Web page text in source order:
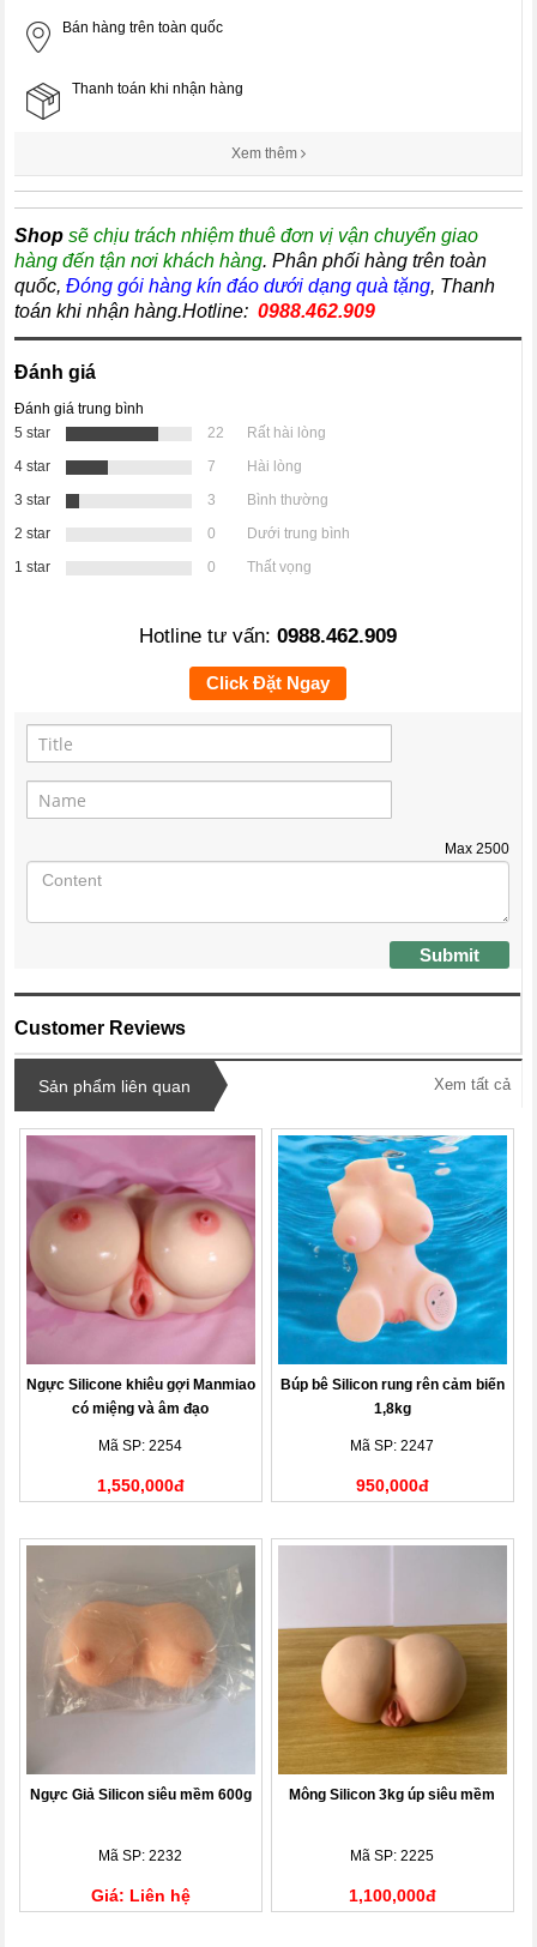
Bán hàng trên toàn quốc
Thanh toán khi nhận hàng
Xem thêm
Shop sẽ chịu trách nhiệm thuê đơn vị vận chuyển giao
hàng đến tận nơi khách hàng. Phân phối hàng trên toàn
quốc,Đóng gói hàng kín đáo dưới dạng quà tặng, Thanh
toán khi nhận hàng.Hotline: 0988.462.909
Đánh giá
Đánh giá trung bình
5 star
22
Rất hài lòng
4 star
7
Hài lòng
3 star
3
Bình thường
2 star
0
Dưới trung bình
1 star
0 Thất vọng
Hotline tư vấn: 0988.462.909
Click Đặt Ngay
Max 2500
Submit
Customer Reviews
Sản phẩm liên quan Xem tất cả
Ngực Silicone khiêu gợi Manmiao
có miệng và âm đạo
Mã SP: 2254
1,550,000đ
Búp bê Silicon rung rên cảm biến
1,8kg
Mã SP: 2247
950,000đ
Ngực Giả Silicon siêu mềm 600g
Mã SP: 2232
Giá: Liên hệ
Mông Silicon 3kg úp siêu mềm
Mã SP: 2225
1,100,000đ